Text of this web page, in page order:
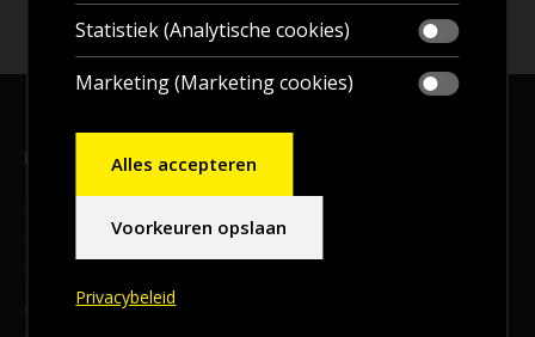
Bezoekadres, en voorafhalen
Telefoon: 06-20144492
E-mail:info@2bdaken.nl
KvK‐nummer 94294577
Statistiek (Analytische cookies)
Marketing (Marketing cookies)
Alles accepteren
Voorkeuren opslaan
Privacybeleid